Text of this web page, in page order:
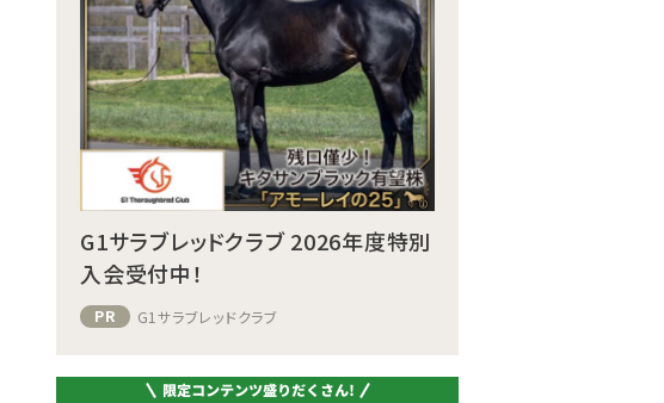
G1サラブレッドクラブ 2026年度特別
入会受付中！
PR G1サラブレッドクラブ